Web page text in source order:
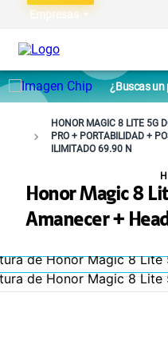
Empresas
¿Buscas un
HONOR MAGIC 8 LITE 5G
PRO + PORTABILIDAD +
ILIMITADO 69.90 N
Honor Magic 8
Amanecer +